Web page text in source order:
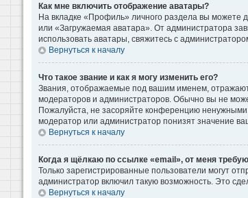
Как мне включить отображение аватары?
На вкладке «Профиль» личного раздела вы можете
или «Загружаемая аватара». От администратора
использовать аватары, свяжитесь с
Вернуться к началу
Что такое звание и как я могу изменить его?
Звания, отображаемые под вашим именем,
модераторов и администраторов. Обычно вы не
Пожалуйста, не засоряйте конференцию
модератор или администратор понизят значение
Вернуться к началу
Когда я щёлкаю по ссылке «email», от меня
Только зарегистрированные пользователи могут
администратор включил такую возможность. Это
Вернуться к началу